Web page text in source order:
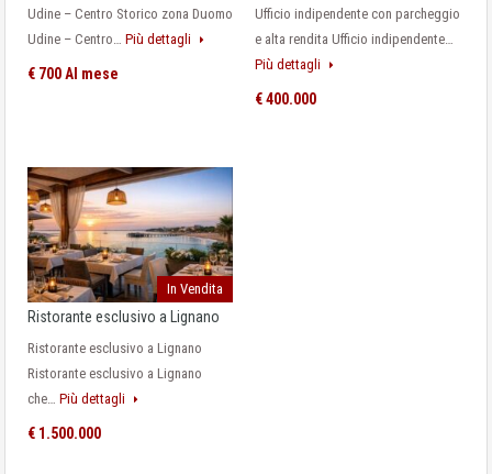
Udine – Centro Storico zona Duomo
Udine – Centro… Più dettagli
€ 700 Al mese
Ufficio indipendente con parcheggio
e alta rendita Ufficio indipendente…
Più dettagli
€ 400.000
In Vendita
Ristorante esclusivo a Lignano
Ristorante esclusivo a Lignano
Ristorante esclusivo a Lignano
che… Più dettagli
€ 1.500.000